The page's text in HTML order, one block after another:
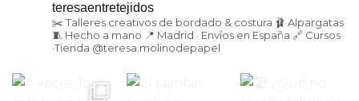
teresaentretejidos
✂️ Talleres creativos de bordado & costura 🩰 Alpargatas
🧵 Hecho a mano 📍 Madrid · Envíos en España 🔗 Cursos
·Tienda @teresa.molinodepapel